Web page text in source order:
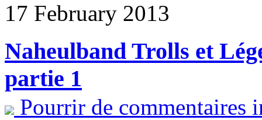
17 February 2013
Naheulband Trolls et
partie 1
Pourrir de commentaires